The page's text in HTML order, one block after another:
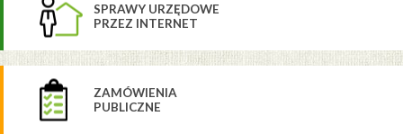
SPRAWY URZĘDOWE
PRZEZ INTERNET
ZAMÓWIENIA
PUBLICZNE